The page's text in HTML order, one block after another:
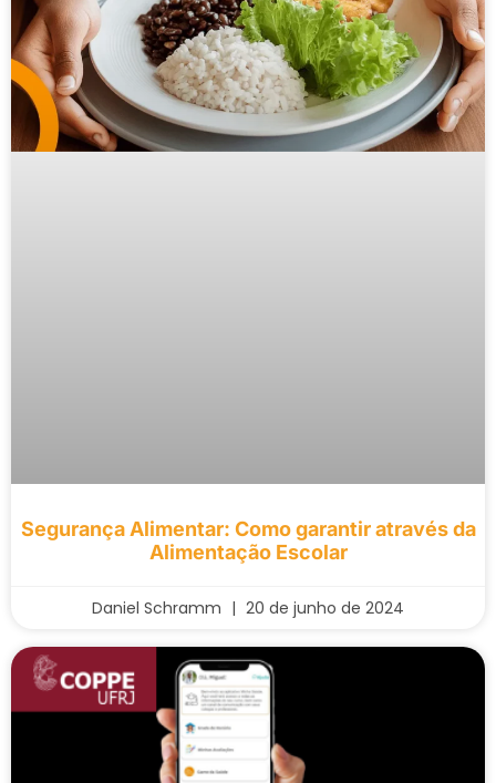
Segurança Alimentar: Como garantir através da
Alimentação Escolar
Daniel Schramm 20 de junho de 2024